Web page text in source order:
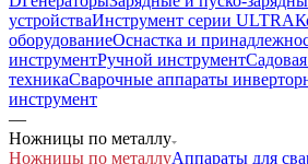
устройстваИнструмент серии ULTRA
оборудованиеОснастка и
инструментРучной инструмент
техникаСварочные аппараты
инструмент
—
Ножницы по металлу
Ножницы по металлуАппараты для